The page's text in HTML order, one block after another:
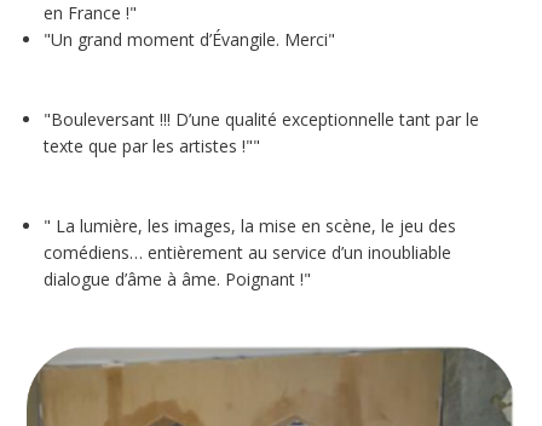
en France !"
"Un grand moment d’Évangile. Merci"
"Bouleversant !!! D’une qualité exceptionnelle tant par le
texte que par les artistes !""
" La lumière, les images, la mise en scène, le jeu des
comédiens… entièrement au service d’un inoubliable
dialogue d’âme à âme. Poignant !"